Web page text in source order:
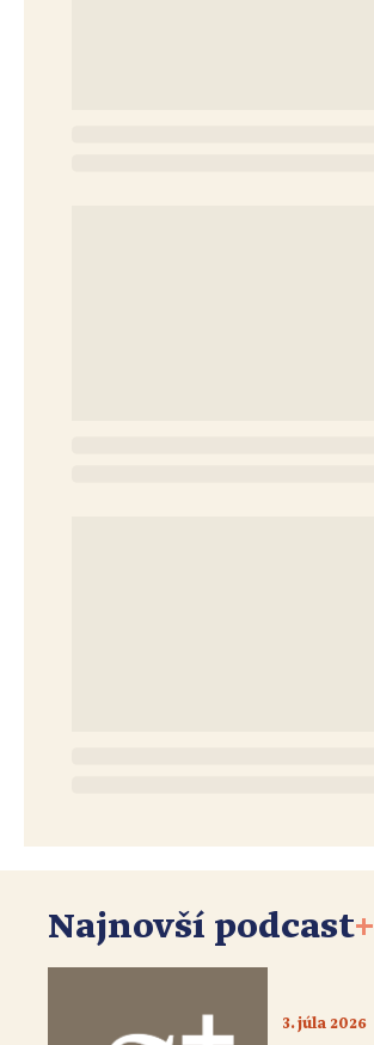
Najnovší podcast+
3. júla 2026